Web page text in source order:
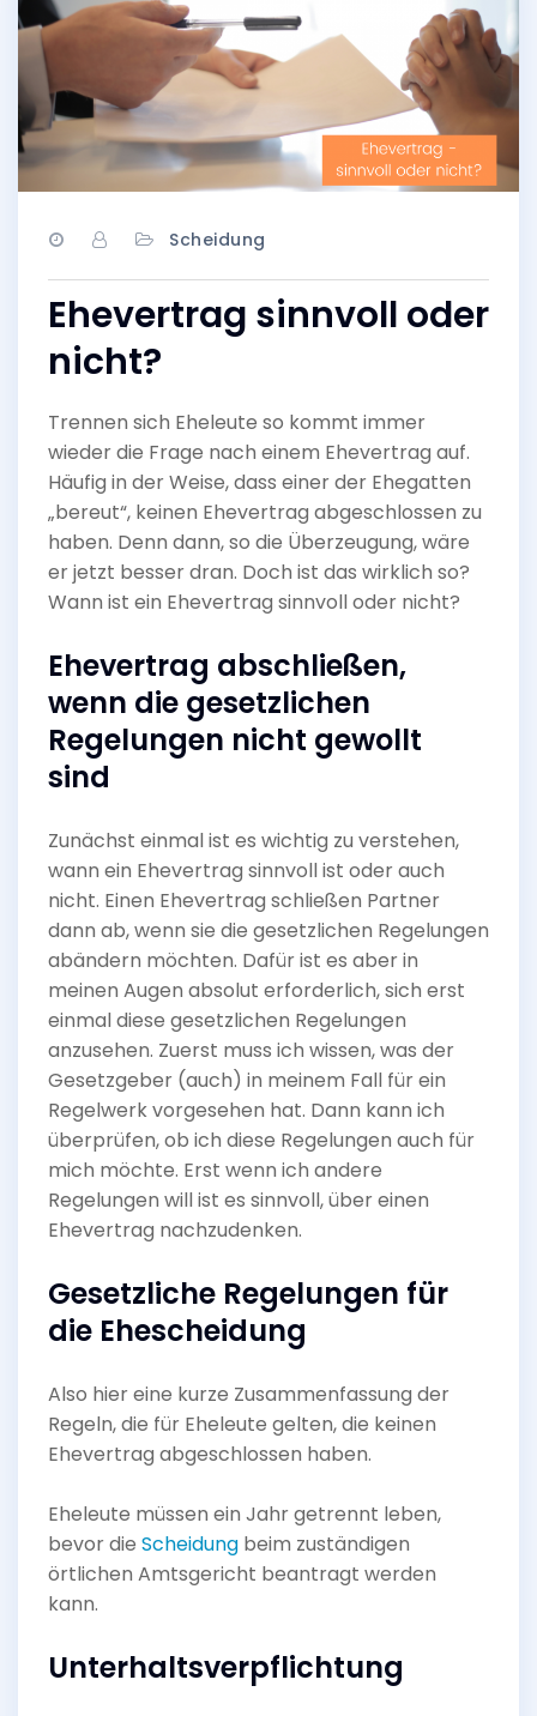
Scheidung
Ehevertrag sinnvoll oder
nicht?
Trennen sich Eheleute so kommt immer
wieder die Frage nach einem Ehevertrag auf.
Häufig in der Weise, dass einer der Ehegatten
„bereut“, keinen Ehevertrag abgeschlossen zu
haben. Denn dann, so die Überzeugung, wäre
er jetzt besser dran. Doch ist das wirklich so?
Wann ist ein Ehevertrag sinnvoll oder nicht?
Ehevertrag abschließen,
wenn die gesetzlichen
Regelungen nicht gewollt
sind
Zunächst einmal ist es wichtig zu verstehen,
wann ein Ehevertrag sinnvoll ist oder auch
nicht. Einen Ehevertrag schließen Partner
dann ab, wenn sie die gesetzlichen Regelungen
abändern möchten. Dafür ist es aber in
meinen Augen absolut erforderlich, sich erst
einmal diese gesetzlichen Regelungen
anzusehen. Zuerst muss ich wissen, was der
Gesetzgeber (auch) in meinem Fall für ein
Regelwerk vorgesehen hat. Dann kann ich
überprüfen, ob ich diese Regelungen auch für
mich möchte. Erst wenn ich andere
Regelungen will ist es sinnvoll, über einen
Ehevertrag nachzudenken.
Gesetzliche Regelungen für
die Ehescheidung
Also hier eine kurze Zusammenfassung der
Regeln, die für Eheleute gelten, die keinen
Ehevertrag abgeschlossen haben.
Eheleute müssen ein Jahr getrennt leben,
bevor die Scheidung beim zuständigen
örtlichen Amtsgericht beantragt werden
kann.
Unterhaltsverpflichtung